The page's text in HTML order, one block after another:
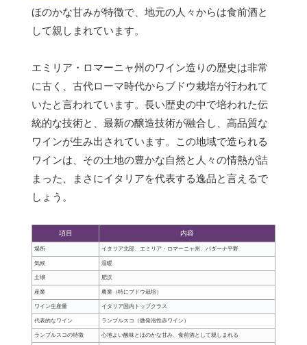
ほのかな甘みが特徴で、地元の人々からは食前酒と
して親しまれています。
エミリア・ロマーニャ州のワイン造りの歴史は非常
に古く、古代ローマ時代からブドウ栽培が行われて
いたと言われています。長い歴史の中で培われた伝
統的な技術と、最新の醸造技術が融合し、高品質な
ワインが生み出されています。この地域で造られる
ワインは、その土地の豊かな自然と人々の情熱が詰
まった、まさにイタリアを代表する逸品と言えるで
しょう。
項目 内容
場所 イタリア北部、エミリア・ロマーニャ州、パダーナ平野
気候 温暖
土壌 肥沃
産業 農業（特にブドウ栽培）
ワイン生産量 イタリア国内トップクラス
代表的なワイン ランブルスコ（微発泡性赤ワイン）
ランブルスコの特徴 心地よい酸味とほのかな甘み、食前酒として親しまれる